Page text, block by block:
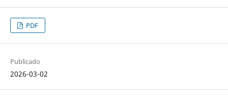
PDF
Publicado
2026-03-02